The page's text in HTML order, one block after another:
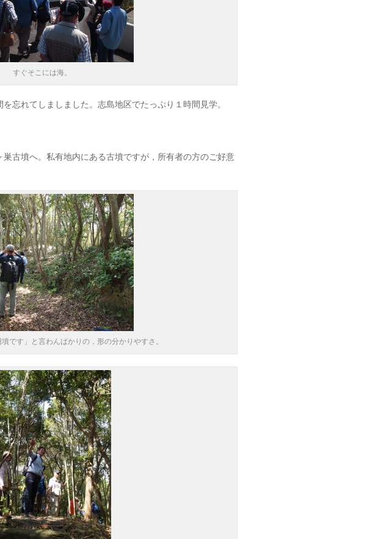
すぐそこには海。
忘れてしましました。志島地区でたっぷり１時間見学。
古墳へ。私有地内にある古墳ですが，所有者の方のご好意
です」と言わんばかりの，形の分かりやすさ。